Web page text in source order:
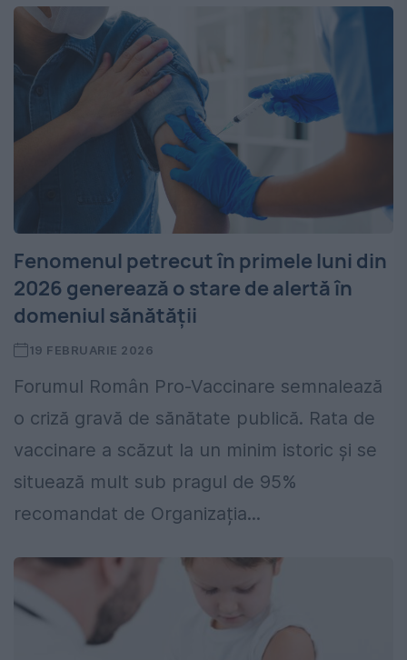
Fenomenul petrecut în primele luni din
2026 generează o stare de alertă în
domeniul sănătății
19 FEBRUARIE 2026
Forumul Român Pro-Vaccinare semnalează
o criză gravă de sănătate publică. Rata de
vaccinare a scăzut la un minim istoric și se
situează mult sub pragul de 95%
recomandat de Organizația...